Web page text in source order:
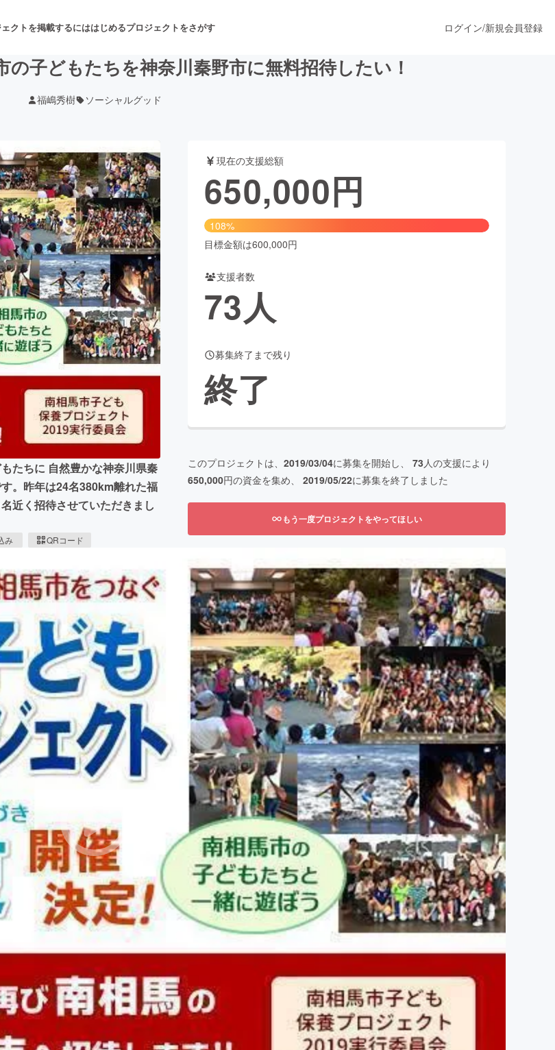
クトを掲載するにははじめるプロジェクトをさがす
舞台・パフォーマンス
ビス開発 フード・飲食店 ファッション
版 アニメ・漫画
ビューティー・ヘルスケア
for Social GoodCAMPFIRE Creation
ふるさと納税machi-yaコミュニティ
ログイン/新規会員登録
の子どもたちを神奈川秦野市に無料招待したい！
福嶋秀樹 ソーシャルグッド
たちに 自然豊かな神奈川県秦
。昨年は24名380km離れた福
近く招待させていただきまし
み QRコード
現在の支援総額
650,000円
108%
目標金額は600,000円
支援者数
73人
募集終了まで残り
終了
このプロジェクトは、 2019/03/04に募集を開始し、 73人の支援により
650,000円の資金を集め、 2019/05/22に募集を終了しました
もう一度プロジェクトをやってほしい